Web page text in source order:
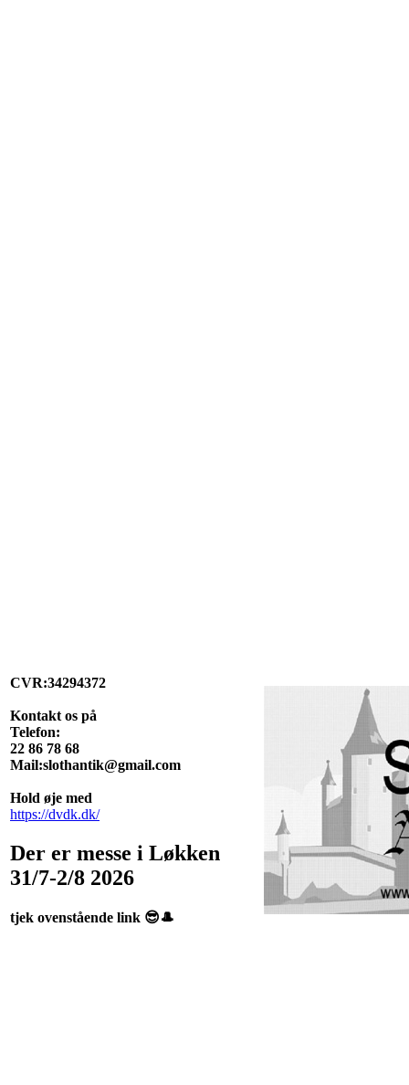
CVR:34294372
Kontakt os på
Telefon:
22 86 78 68
Mail:slothantik@gmail.com
Hold øje med
https://dvdk.dk/
Der er messe i Løkken
31/7-2/8 2026
tjek ovenstående link 😎🎩